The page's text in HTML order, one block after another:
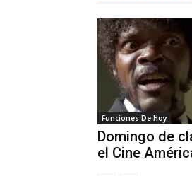
Funciones De Hoy
Domingo de
el Cine